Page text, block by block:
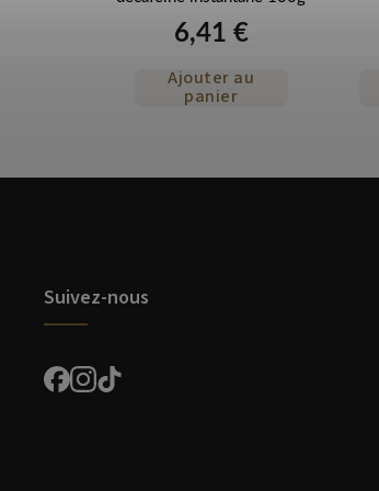
6,41 €
Ajouter au
panier
Suivez-nous